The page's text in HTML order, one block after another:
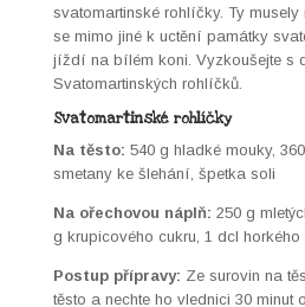
svatomartin­ské rohlíčky. Ty
se mimo jiné k uctění památky
jíždí na bílém koni. Vyzk­ouše­jte s
Svatomartin­ských rohlíčků.
Svatomartinské rohlíčky
Na těs­to: 540 g hlad­ké mouky,
smetany ke šle­hání, špet­ka soli
Na oře­chovou náplň: 250 g
g krupi­cov­ého cukru, 1 dcl horkého
Post­up přípravy: Ze surovin na
těs­to a nechte ho vled­ni­ci 30 min­ut